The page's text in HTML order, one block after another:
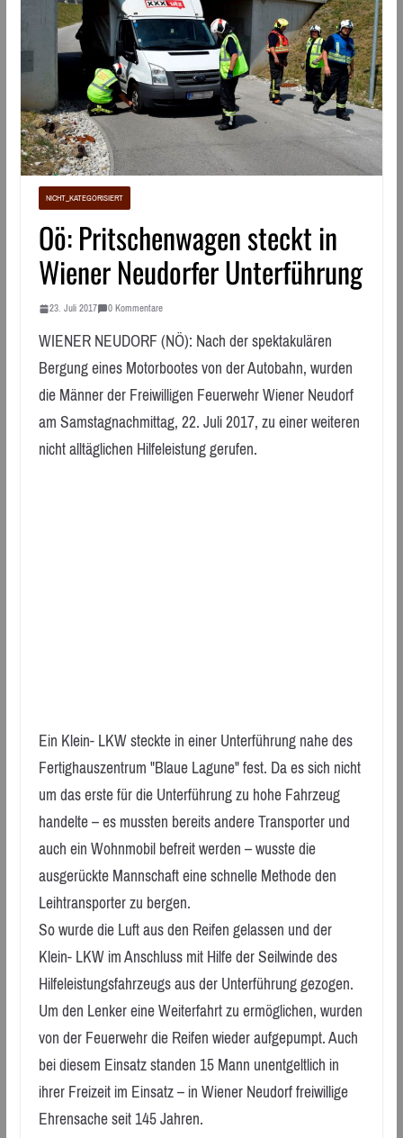
NICHT_KATEGORISIERT
Oö: Pritschenwagen steckt in
Wiener Neudorfer Unterführung
23. Juli 2017 0 Kommentare
WIENER NEUDORF (NÖ): Nach der spektakulären
Bergung eines Motorbootes von der Autobahn, wurden
die Männer der Freiwilligen Feuerwehr Wiener Neudorf
am Samstagnachmittag, 22. Juli 2017, zu einer weiteren
nicht alltäglichen Hilfeleistung gerufen.
Ein Klein- LKW steckte in einer Unterführung nahe des
Fertighauszentrum "Blaue Lagune" fest. Da es sich nicht
um das erste für die Unterführung zu hohe Fahrzeug
handelte – es mussten bereits andere Transporter und
auch ein Wohnmobil befreit werden – wusste die
ausgerückte Mannschaft eine schnelle Methode den
Leihtransporter zu bergen.
So wurde die Luft aus den Reifen gelassen und der
Klein- LKW im Anschluss mit Hilfe der Seilwinde des
Hilfeleistungsfahrzeugs aus der Unterführung gezogen.
Um den Lenker eine Weiterfahrt zu ermöglichen, wurden
von der Feuerwehr die Reifen wieder aufgepumpt. Auch
bei diesem Einsatz standen 15 Mann unentgeltlich in
ihrer Freizeit im Einsatz – in Wiener Neudorf freiwillige
Ehrensache seit 145 Jahren.